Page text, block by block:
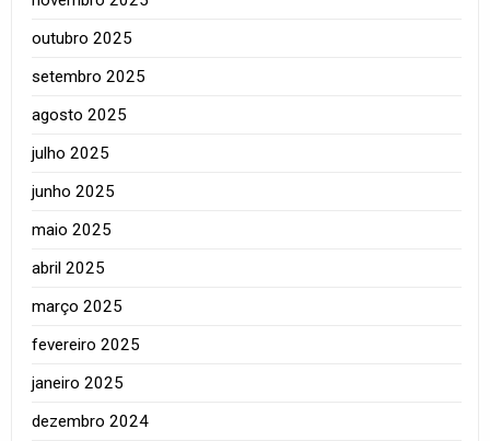
outubro 2025
setembro 2025
agosto 2025
julho 2025
junho 2025
maio 2025
abril 2025
março 2025
fevereiro 2025
janeiro 2025
dezembro 2024